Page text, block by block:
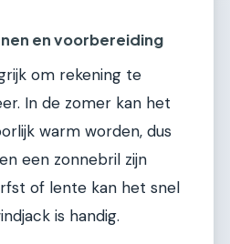
en voorbereiding
om rekening te
In de zomer kan het
warm worden, dus
een zonnebril zijn
of lente kan het snel
is handig.